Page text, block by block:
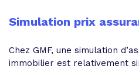
Simulation prix
Chez GMF, une simulation
immobilier est relativement